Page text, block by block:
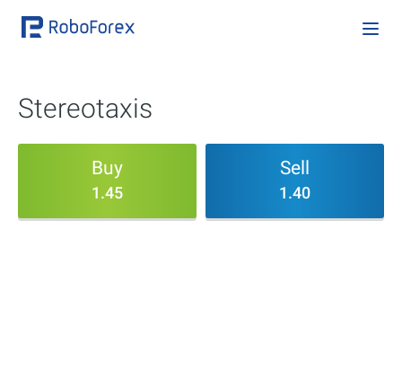
Stereotaxis
Buy
1.45
Sell
1.40